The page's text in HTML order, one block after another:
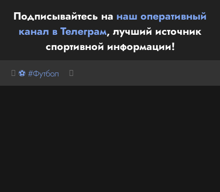
Подписывайтесь на наш оперативный
канал в Телеграм, лучший источник
спортивной информации!
⚽ #Футбол